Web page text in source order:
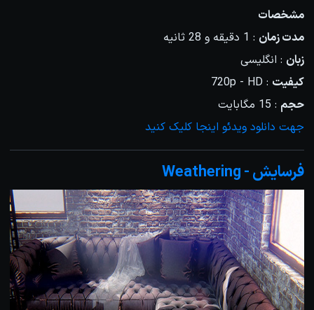
مشخصات
مدت زمان : 1 دقیقه و 28 ثانیه
زبان : انگلیسی
کیفیت : 720p - HD
حجم : 15 مگابایت
جهت دانلود ویدئو اینجا کلیک کنید
فرسایش - Weathering